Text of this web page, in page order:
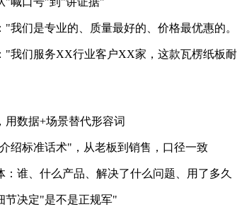
"我们是专业的、质量最好的、价格最优惠的
"我们服务XX行业客户XX家，这款瓦楞纸板
用数据+场景替代形容词
绍标准话术"，从老板到销售，口径一致
：谁、什么产品、解决了什么问题、用了多久
决定"是不是正规军"